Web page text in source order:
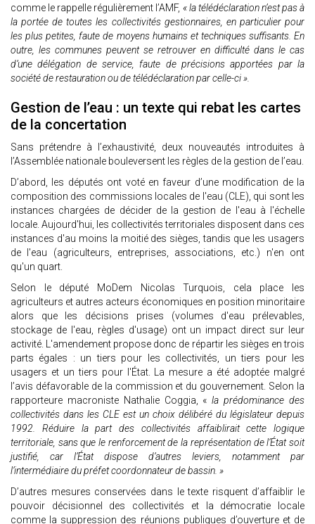
comme le rappelle régulièrement l’AMF, « la télédéclaration n’est pas à
la portée de toutes les collectivités gestionnaires, en particulier pour
les plus petites, faute de moyens humains et techniques suffisants. En
outre, les communes peuvent se retrouver en difficulté dans le cas
d’une délégation de service, faute de précisions apportées par la
société de restauration ou de télédéclaration par celle-ci ».
Gestion de l’eau : un texte qui rebat les cartes
de la concertation
Sans prétendre à l’exhaustivité, deux nouveautés introduites à
l’Assemblée nationale bouleversent les règles de la gestion de l’eau.
D’abord, les députés ont voté en faveur d’une modification de la
composition des commissions locales de l'eau (CLE), qui sont les
instances chargées de décider de la gestion de l'eau à l'échelle
locale. Aujourd'hui, les collectivités territoriales disposent dans ces
instances d'au moins la moitié des sièges, tandis que les usagers
de l'eau (agriculteurs, entreprises, associations, etc.) n'en ont
qu'un quart.
Selon le député MoDem Nicolas Turquois, cela place les
agriculteurs et autres acteurs économiques en position minoritaire
alors que les décisions prises (volumes d'eau prélevables,
stockage de l'eau, règles d'usage) ont un impact direct sur leur
activité. L'amendement propose donc de répartir les sièges en trois
parts égales : un tiers pour les collectivités, un tiers pour les
usagers et un tiers pour l'État. La mesure a été adoptée malgré
l’avis défavorable de la commission et du gouvernement. Selon la
rapporteure macroniste Nathalie Coggia, « la prédominance des
collectivités dans les CLE est un choix délibéré du législateur depuis
1992. Réduire la part des collectivités affaiblirait cette logique
territoriale, sans que le renforcement de la représentation de l’État soit
justifié, car l’État dispose d’autres leviers, notamment par
l’intermédiaire du préfet coordonnateur de bassin. »
D’autres mesures conservées dans le texte risquent d’affaiblir le
pouvoir décisionnel des collectivités et la démocratie locale
comme la suppression des réunions publiques d’ouverture et de